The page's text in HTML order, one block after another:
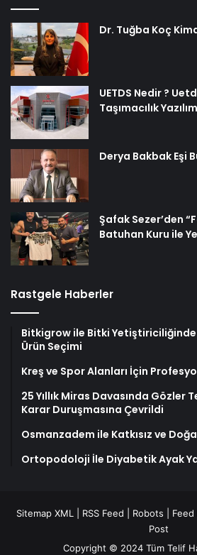
Dr. Tuğba Koç
UETDS Nedir ?
Taşımacılık
Derya Bakbak Eşi
Şafak Sezer’den
Batuhan Kuru ile
Rastgele Haberler
Bitkigrow ile Bitki Yetiştiriciliğinde
Ürün Seçimi
Kreş ve Spor Alanları İçin
25 Yıllık Miras Davasında Gözler
Karar Duruşmasına Çevrildi
Osmanzadem ile Katkısız ve
Ortopodoloji İle Diyabetik Ayak
Sitemap XML RSS Feed Robots Feed
Post
Copyright © 2024 Tüm Telif